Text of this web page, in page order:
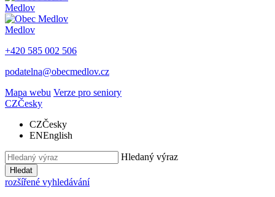
Medlov
Medlov
+420 585 002 506
podatelna@obecmedlov.cz
Mapa webu Verze pro seniory
CZČesky
CZČesky
ENEnglish
Hledaný výraz
Hledat
rozšířené vyhledávání